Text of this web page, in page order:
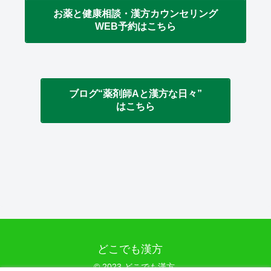
お薬と健康相談・漢方カウンセリング
WEB予約はこちら
ブログ“薬剤師Aと漢方な日々”
はこちら
どこでも漢方
© 2023 どこでも漢方.